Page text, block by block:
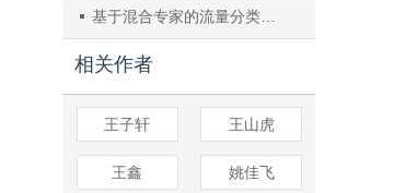
基于混合专家的流量分类基础模型
相关作者
王子轩 王山虎
王鑫 姚佳飞